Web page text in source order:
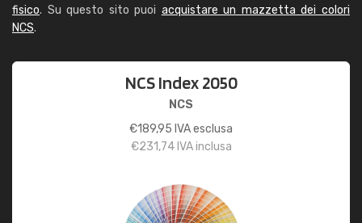
fisico. Su questo sito puoi acquistare un mazzetta dei colori
NCS.
NCS Index 2050
NCS
€189,95 IVA esclusa
€231,74IVA inclusa